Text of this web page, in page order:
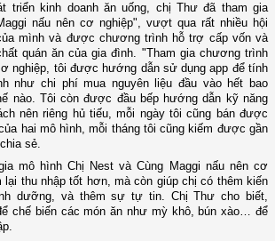
triển kinh doanh ăn uống, chị Thư đã tham gia
nấu nên cơ nghiệp", vượt qua rất nhiều hội
mình và được chương trình hỗ trợ cấp vốn và
quán ăn của gia đình. "Tham gia chương trình
nghiệp, tôi được hướng dẫn sử dụng app để tính
như chi phí mua nguyên liệu đầu vào hết bao
nào. Tôi còn được đầu bếp hướng dẫn kỹ năng
nên riêng hủ tiếu, mỗi ngày tôi cũng bán được
hai mô hình, mỗi tháng tôi cũng kiếm được gần
sẻ.
mô hình Chị Nest và Cùng Maggi nấu nên cơ
lại thu nhập tốt hơn, mà còn giúp chị có thêm kiến
dưỡng, và thêm sự tự tin. Chị Thư cho biết,
chế biến các món ăn như mỳ khô, bún xào… để